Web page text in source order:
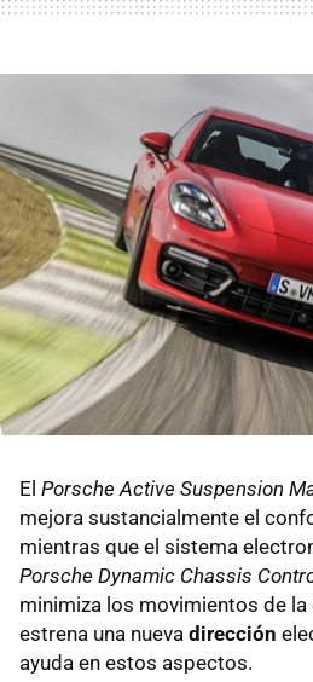
El Porsche Active Suspension
mejora sustancialmente el
mientras que el sistema
Porsche Dynamic Chassis
minimiza los movimientos de
estrena una nueva dirección
ayuda en estos aspectos.